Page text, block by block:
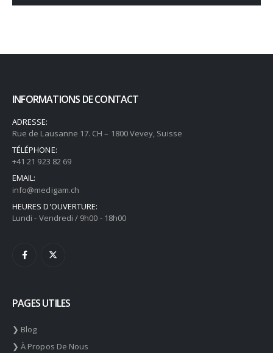
INFORMATIONS DE CONTACT
ADRESSE:
Rue de Lausanne 17. CH – 1800 Vevey, Suisse
TÉLÉPHONE:
+41 21 923 82 69
EMAIL:
info@medigam.ch
HEURES D'OUVERTURE:
Lundi - Vendredi / 9h00 - 18h00
PAGES UTILES
❯ Blog
❯ À Propos De Nous